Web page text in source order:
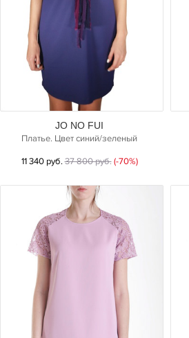
JO NO FUI
Платье. Цвет синий/зеленый
11 340 руб.37 800 руб. (-70%)